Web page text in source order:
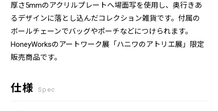
厚さ5mmのアクリルプレートへ場面写を使用し、奥行きあ
るデザインに落とし込んだコレクション雑貨です。付属の
ボールチェーンでバッグやポーチなどにつけられます。
HoneyWorksのアートワーク展「ハニワのアトリエ展」限定
販売商品です。
仕様 Spec